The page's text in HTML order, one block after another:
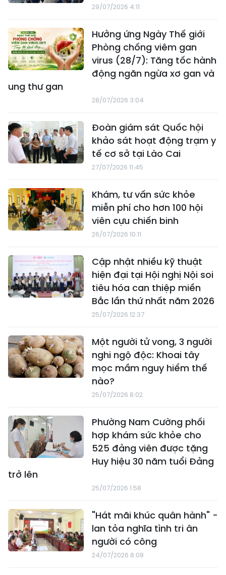
29/07/2026 4:11
Hưởng ứng Ngày Thế giới
Phòng chống viêm gan
virus (28/7): Tăng tốc hành
động ngăn ngừa xơ gan và
ung thư gan
28/07/2026 3:04
Đoàn giám sát Quốc hội
khảo sát hoạt động trạm y
tế cơ sở tại Lào Cai
27/07/2026 11:45
Khám, tư vấn sức khỏe
miễn phí cho hơn 100 hội
viên cựu chiến binh
26/07/2026 10:11
Cập nhật nhiều kỹ thuật
hiện đại tại Hội nghị Nội soi
tiêu hóa can thiệp miền
Bắc lần thứ nhất năm 2026
25/07/2026 12:37
Một người tử vong, 3 người
nghi ngộ độc: Khoai tây
mọc mầm nguy hiểm thế
nào?
25/07/2026 8:02
Phường Nam Cường phối
hợp khám sức khỏe cho
525 đảng viên được tặng
Huy hiệu 30 năm tuổi Đảng
trở lên
25/07/2026 1:58
"Hát mãi khúc quân hành" -
lan tỏa nghĩa tình tri ân
người có công
24/07/2026 8:08